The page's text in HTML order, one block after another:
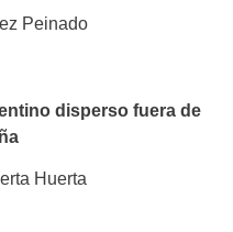
Peinado
disperso fuera de
Huerta